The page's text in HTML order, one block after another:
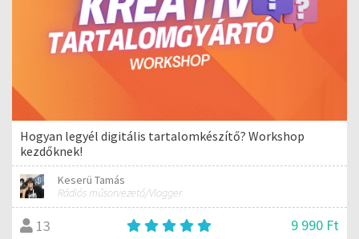
Hogyan legyél digitális tartalomkészítő? Workshop
kezdőknek!
Keserü Tamás
Rádiós műsorvezető/Vlogger
13 9 990 Ft